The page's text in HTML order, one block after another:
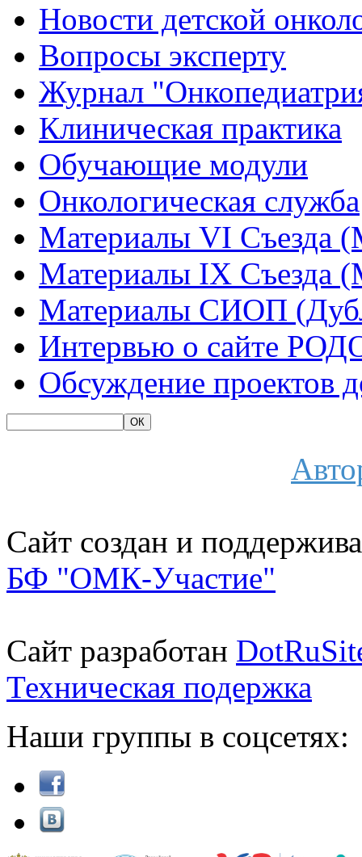
Новости детской
Вопросы эксперту
Журнал
Клиническая практика
Обучающие модули
Онкологическая служба
Материалы VI Съезда
Материалы IX Съезда
Материалы СИОП
Интервью о сайте
Обсуждение проектов
Сайт создан и
БФ "ОМК-Участие"
Сайт разработан
Техническая подержка
Наши группы в соцсетях: